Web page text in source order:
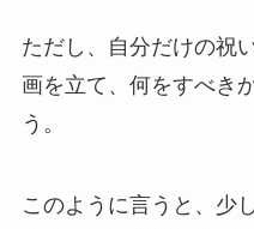
ただし、自分だけの祝
画を立て、何をすべき
う。
このように言うと、少